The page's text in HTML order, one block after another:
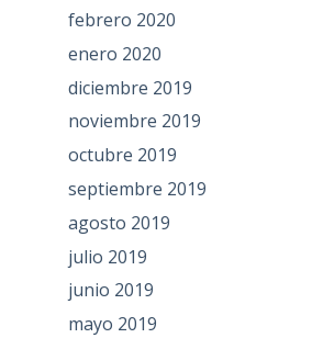
febrero 2020
enero 2020
diciembre 2019
noviembre 2019
octubre 2019
septiembre 2019
agosto 2019
julio 2019
junio 2019
mayo 2019